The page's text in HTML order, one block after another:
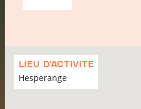
LIEU D'ACTIVITÉ
Hesperange
Passer
carte